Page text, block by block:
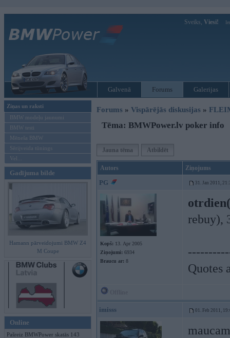
Sveiks, Viesi!
Galvenā Forums Galerijas
Ziņas un raksti
BMW modeļu jaunumi
BMW testi
Mēneša BMW
Sērijveida tūnings
Vel...
Gadījuma bilde
Hamann pārveidojumi BMW Z4
M Coupe
Online
Pašreiz BMWPower skatās 143
Forums » Vispārējās diskusijas »
Tēma: BMWPower.lv poker info
Jauna tēma Atbildēt
Autors Ziņojums
PG 31. Jan 2011,
Kopš: 13. Apr 2005
Ziņojumi: 6934
Braucu ar: 8
rebuy),
Quotes
imisss 01. Feb 2011,